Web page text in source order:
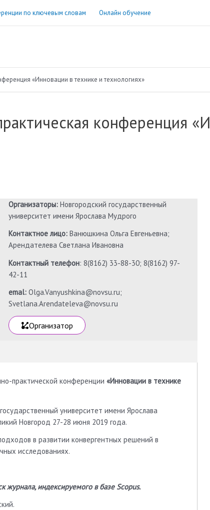
по ключевым словам Онлайн обучение
«Инновации в технике и технологиях»
конференция
Организаторы: Новгородский государственный
университет имени Ярослава Мудрого
Контактное лицо: Ванюшкина Ольга Евгеньевна;
Арендателева Светлана Ивановна
Контактный телефон: 8(8162) 33-88-30; 8(8162) 97-
42-11
emal:Olga.Vanyushkina@novsu.ru;
Svetlana.Arendateleva@novsu.ru
Организатор
практической конференции «Инновации в технике
университет имени Ярослава
Новгород 27-28 июня 2019 года.
в развитии конвергентных решений в
исследованиях.
журнала, индексируемого в базе Scopus.